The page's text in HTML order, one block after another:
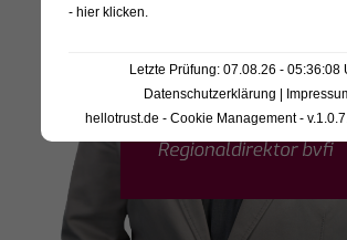
- hier klicken.
Letzte Prüfung: 07.08.26 - 05:36:08
Datenschutzerklärung
hellotrust.de - Cookie Management -